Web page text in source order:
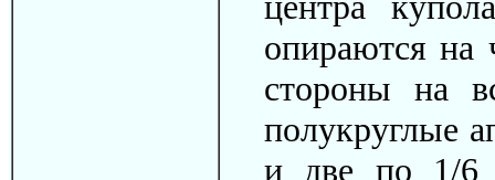
опираются на
стороны на
полукруглые
и две по 1/6